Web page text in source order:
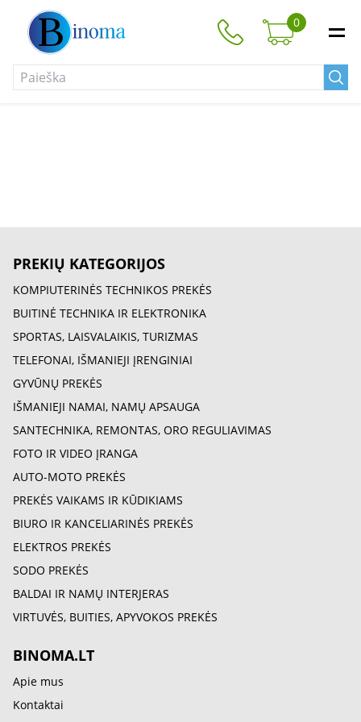
0
PREKIŲ KATEGORIJOS
KOMPIUTERINĖS TECHNIKOS PREKĖS
BUITINĖ TECHNIKA IR ELEKTRONIKA
SPORTAS, LAISVALAIKIS, TURIZMAS
TELEFONAI, IŠMANIEJI ĮRENGINIAI
GYVŪNŲ PREKĖS
IŠMANIEJI NAMAI, NAMŲ APSAUGA
SANTECHNIKA, REMONTAS, ORO REGULIAVIMAS
FOTO IR VIDEO ĮRANGA
AUTO-MOTO PREKĖS
PREKĖS VAIKAMS IR KŪDIKIAMS
BIURO IR KANCELIARINĖS PREKĖS
ELEKTROS PREKĖS
SODO PREKĖS
BALDAI IR NAMŲ INTERJERAS
VIRTUVĖS, BUITIES, APYVOKOS PREKĖS
BINOMA.LT
Apie mus
Kontaktai